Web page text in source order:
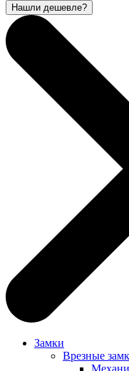
Нашли дешевле?
Замки
Врезные